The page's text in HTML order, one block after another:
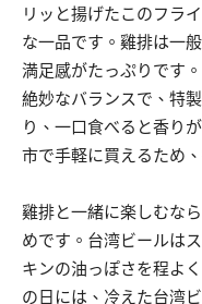
リッと揚げたこのフラ
な一品です。雞排は一
満足感がたっぷりです
絶妙なバランスで、特
り、一口食べると香り
市で手軽に買えるため
雞排と一緒に楽しむな
めです。台湾ビールは
キンの油っぽさを程よ
の日には、冷えた台湾